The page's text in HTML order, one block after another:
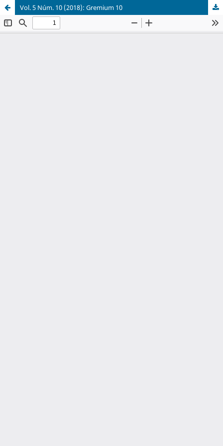
Vol. 5 Núm. 10 (2018): Gremium 10